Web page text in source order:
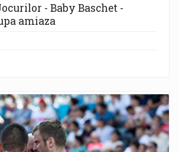
- Baby Baschet -
amiaza